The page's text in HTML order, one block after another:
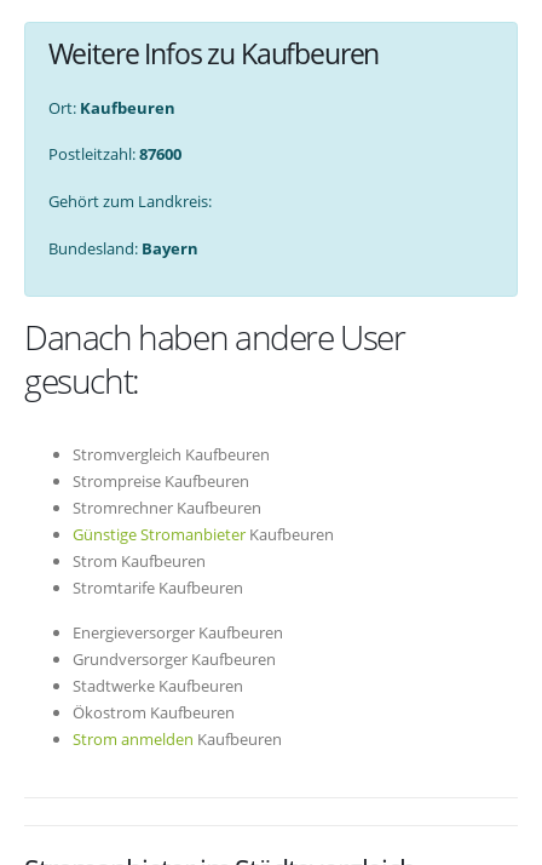
Weitere Infos zu Kaufbeuren
Ort: Kaufbeuren
Postleitzahl:87600
Gehört zum Landkreis:
Bundesland: Bayern
Danach haben andere User
gesucht:
Stromvergleich Kaufbeuren
Strompreise Kaufbeuren
Stromrechner Kaufbeuren
Günstige Stromanbieter Kaufbeuren
Strom Kaufbeuren
Stromtarife Kaufbeuren
Energieversorger Kaufbeuren
Grundversorger Kaufbeuren
Stadtwerke Kaufbeuren
Ökostrom Kaufbeuren
Strom anmelden Kaufbeuren